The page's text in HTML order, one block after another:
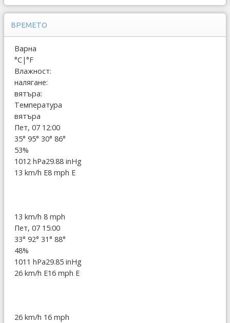
ВРЕМЕТО
Варна
°C|°F
Влажност:
налягане:
вятъра:
Температура
вятъра
Пет, 07 12:00
35° 95° 30° 86°
53%
1012 hPa29.88 inHg
13 km/h E8 mph E
13 km/h 8 mph
Пет, 07 15:00
33° 92° 31° 88°
48%
1011 hPa29.85 inHg
26 km/h E16 mph E
26 km/h 16 mph